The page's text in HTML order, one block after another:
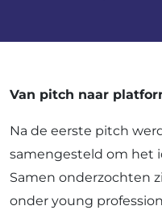
Van pitch naar
Na de eerste pitch
samengesteld om het
Samen onderzochten
onder young